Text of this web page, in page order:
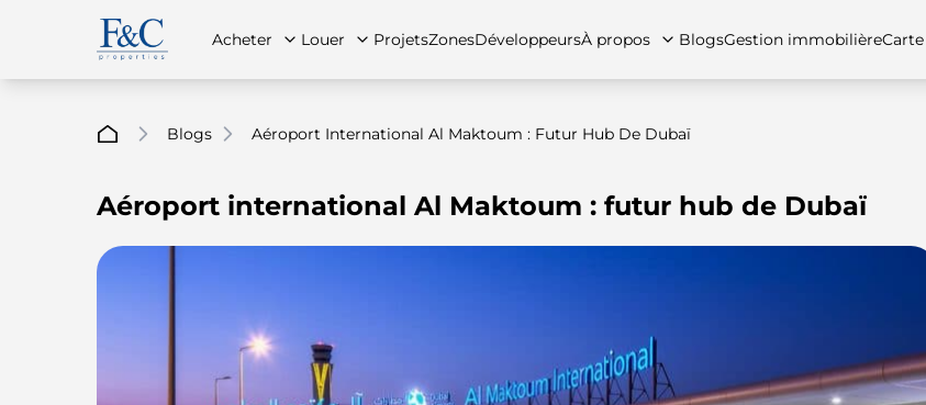
Acheter
Toutes les propriétés Appartements Villas Maisons de
Louer
Toutes les propriétés Appartements Villas
ProjetsZonesDéveloppeursÀ propos
À propos de nous Contactez-nous Carrières
BlogsGestion immobilièreCarte
Blogs Aéroport International Al Maktoum : Futur Hub De Dubaï
Aéroport international Al Maktoum : futur hub de Dubaï